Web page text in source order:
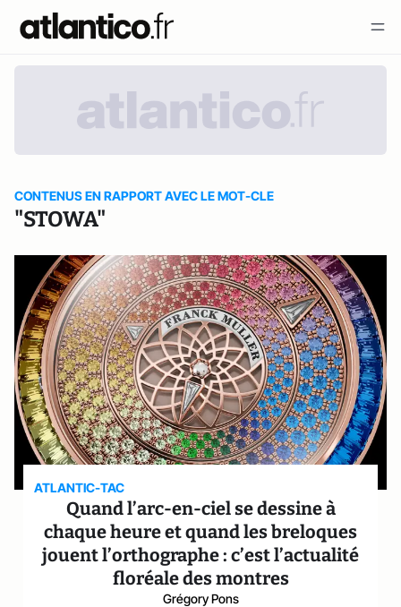
CONTENUS EN RAPPORT AVEC LE MOT-CLE
"STOWA"
ATLANTIC-TAC
Quand l’arc-en-ciel se dessine à
chaque heure et quand les breloques
jouent l’orthographe : c’est l’actualité
floréale des montres
Grégory Pons